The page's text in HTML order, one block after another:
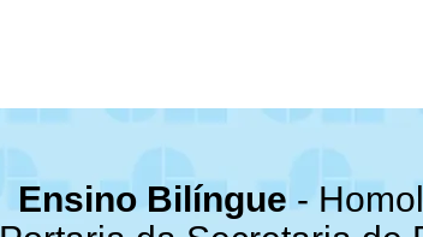
Ensino Bilíngue -